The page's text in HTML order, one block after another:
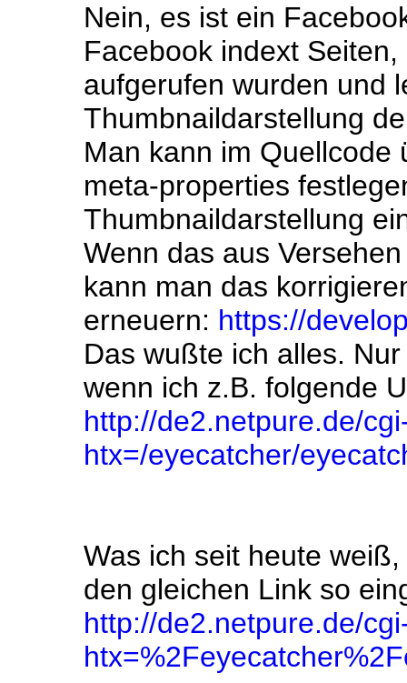
Nein, es ist ein
Facebook indext
aufgerufen wurden und
Thumbnaildarstellung
Man kann im Quellcode
meta-properties
Thumbnaildarstellung
Wenn das aus
kann man das
erneuern: https://
Das wußte ich alles.
wenn ich z.B. folgende
http://de2.netpure.de/
htx=/eyecatcher/
Was ich seit heute
den gleichen Link so
http://de2.netpure.de/